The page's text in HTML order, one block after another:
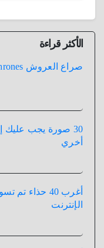
الأكثر قراءة
صراع العروش Game Of Thrones
30 صورة يجب عليك
أخري
أغرب 40 حذاء
الإنترنت